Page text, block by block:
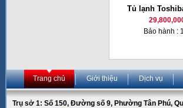
Tủ lạnh
Bảo hành :
Trang chủ Giới thiệu Dịch vụ
Trụ sở 1: Số 150, Đường số 9, Phường Tân Phú,